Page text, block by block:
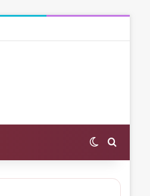
Switch skin